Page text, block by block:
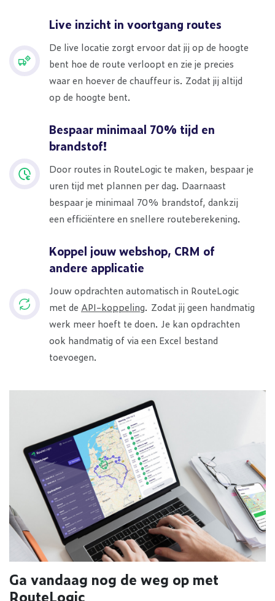
Live inzicht in voortgang routes
De live locatie zorgt ervoor dat jij op de hoogte
bent hoe de route verloopt en zie je precies
waar en hoever de chauffeur is. Zodat jij altijd
op de hoogte bent.
Bespaar minimaal 70% tijd en
brandstof!
Door routes in RouteLogic te maken, bespaar je
uren tijd met plannen per dag. Daarnaast
bespaar je minimaal 70% brandstof, dankzij
een efficiëntere en snellere routeberekening.
Koppel jouw webshop, CRM of
andere applicatie
Jouw opdrachten automatisch in RouteLogic
met de API-koppeling. Zodat jij geen handmatig
werk meer hoeft te doen. Je kan opdrachten
ook handmatig of via een Excel bestand
toevoegen.
Ga vandaag nog de weg op met
RouteLogic